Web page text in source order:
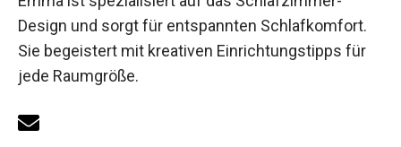
Design und sorgt für entspannten Schlafkomfort.
Sie begeistert mit kreativen Einrichtungstipps für
jede Raumgröße.